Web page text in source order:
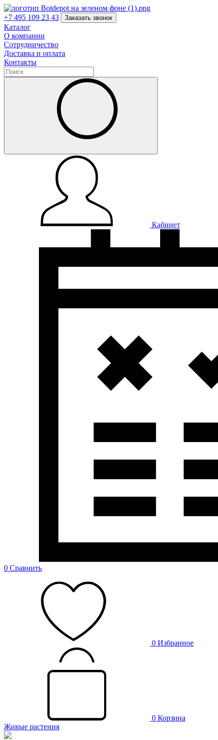
+7 495 109 23 43 Заказать звонок
Каталог
О компании
Сотрудничество
Доставка и оплата
Контакты
Кабинет
0 Сравнить
0 Избранное
0 Корзина
Живые растения